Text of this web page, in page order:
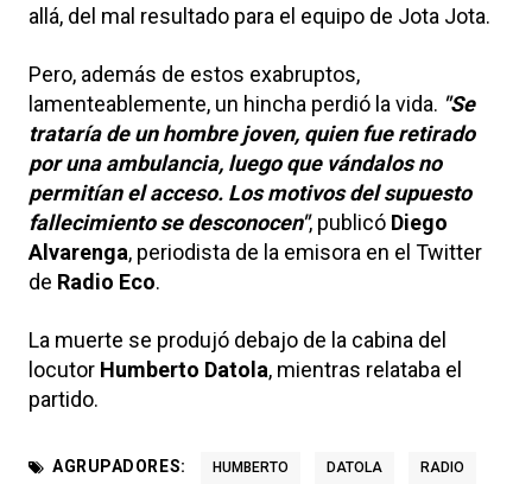
allá, del mal resultado para el equipo de Jota Jota.
Pero, además de estos exabruptos,
lamenteablemente, un hincha perdió la vida. "Se
trataría de un hombre joven, quien fue retirado
por una ambulancia, luego que vándalos no
permitían el acceso. Los motivos del supuesto
fallecimiento se desconocen", publicó Diego
Alvarenga, periodista de la emisora en el Twitter
de Radio Eco.
La muerte se produjó debajo de la cabina del
locutor Humberto Datola, mientras relataba el
partido.
AGRUPADORES: HUMBERTO DATOLA RADIO